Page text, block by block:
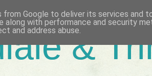
&
Google to deliver its services and
along with performance and security
and address abuse.